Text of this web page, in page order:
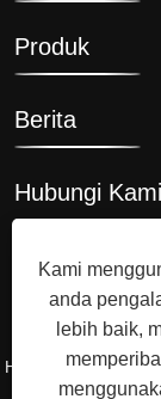
Produk
Berita
Hubungi Kami
Hak Cipta © 2008
Kami
anda
lebih baik,